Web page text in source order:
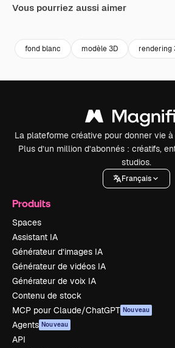
Vous pourriez aussi aimer
fond blanc modèle 3D rendering
La plateforme créative pour donner vie
Plus d’un million d’abonnés : créatifs,
studios.
Français
Produits
Spaces
Assistant IA
Générateur d’images IA
Générateur de vidéos IA
Générateur de voix IA
Contenu de stock
MCP pour Claude/ChatGPT Nouveau
Agents Nouveau
API